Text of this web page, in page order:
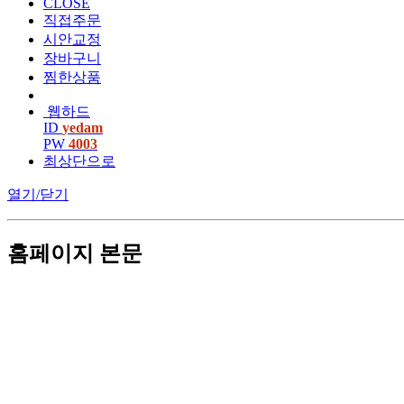
CLOSE
직접주문
시안교정
장바구니
찜한상품
웹하드
ID yedam
PW 4003
최상단으로
열기/닫기
홈페이지 본문